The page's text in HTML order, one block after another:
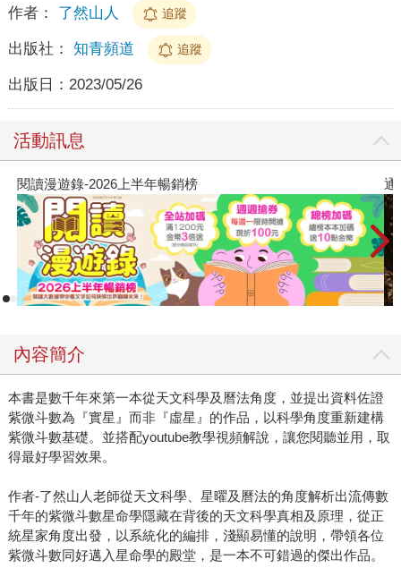
作者： 了然山人 追蹤
出版社： 知青頻道 追蹤
出版日： 2023/05/26
活動訊息
閱讀漫遊錄-2026上半年暢銷榜 通
內容簡介
本書是數千年來第一本從天文科學及曆法角度，並提出資料佐證
紫微斗數為『實星』而非『虛星』的作品，以科學角度重新建構
紫微斗數基礎。並搭配youtube教學視頻解說，讓您閱聽並用，取
得最好學習效果。
作者-了然山人老師從天文科學、星曜及曆法的角度解析出流傳數
千年的紫微斗數星命學隱藏在背後的天文科學真相及原理，從正
統星家角度出發，以系統化的編排，淺顯易懂的說明，帶領各位
紫微斗數同好邁入星命學的殿堂，是一本不可錯過的傑出作品。